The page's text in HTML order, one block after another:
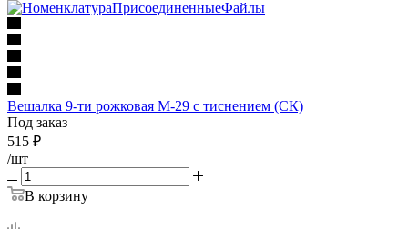
Вешалка 9-ти рожковая М-29 с тиснением (СК)
Под заказ
515 ₽
/шт
В корзину